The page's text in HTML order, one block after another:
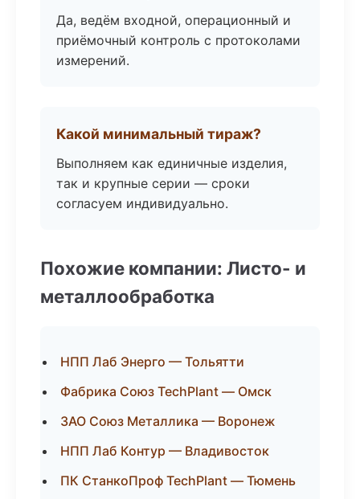
Да, ведём входной, операционный и
приёмочный контроль с протоколами
измерений.
Какой минимальный тираж?
Выполняем как единичные изделия,
так и крупные серии — сроки
согласуем индивидуально.
Похожие компании: Листо- и
металлообработка
НПП Лаб Энерго — Тольятти
Фабрика Союз TechPlant — Омск
ЗАО Союз Металлика — Воронеж
НПП Лаб Контур — Владивосток
ПК СтанкоПроф TechPlant — Тюмень